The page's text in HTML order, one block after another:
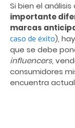
Si bien el
importante
marcas
caso de éxito),
que se debe
influencers,
consumidores
encuentra